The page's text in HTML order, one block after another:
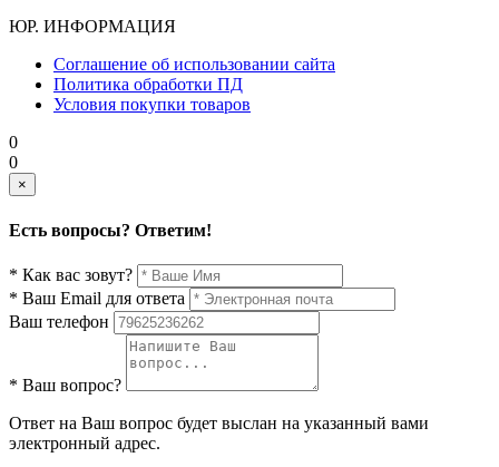
ЮР. ИНФОРМАЦИЯ
Соглашение об использовании сайта
Политика обработки ПД
Условия покупки товаров
0
0
×
Есть вопросы? Ответим!
* Как вас зовут?
* Ваш Email для ответа
Ваш телефон
* Ваш вопрос?
Ответ на Ваш вопрос будет выслан на указанный вами
электронный адрес.